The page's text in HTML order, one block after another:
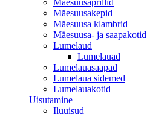
Mäesuusaprillid
Mäesuusakepid
Mäesuusa klambrid
Mäesuusa- ja saapakotid
Lumelaud
Lumelauad
Lumelauasaapad
Lumelaua sidemed
Lumelauakotid
Uisutamine
Iluuisud